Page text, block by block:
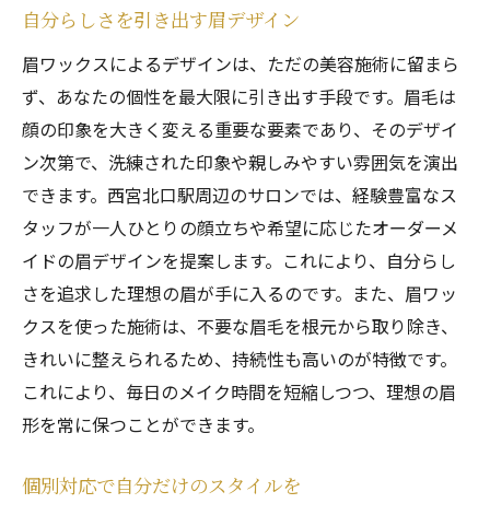
自分らしさを引き出す眉デザイン
眉ワックスによるデザインは、ただの美容施術に留まら
ず、あなたの個性を最大限に引き出す手段です。眉毛は
顔の印象を大きく変える重要な要素であり、そのデザイ
ン次第で、洗練された印象や親しみやすい雰囲気を演出
できます。西宮北口駅周辺のサロンでは、経験豊富なス
タッフが一人ひとりの顔立ちや希望に応じたオーダーメ
イドの眉デザインを提案します。これにより、自分らし
さを追求した理想の眉が手に入るのです。また、眉ワッ
クスを使った施術は、不要な眉毛を根元から取り除き、
きれいに整えられるため、持続性も高いのが特徴です。
これにより、毎日のメイク時間を短縮しつつ、理想の眉
形を常に保つことができます。
個別対応で自分だけのスタイルを